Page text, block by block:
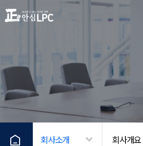
회사소개 회사개요